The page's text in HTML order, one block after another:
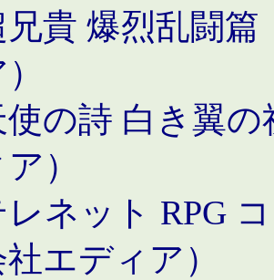
兄貴 爆烈乱闘篇
使の詩 白き翼
）
レネット RPG
エディア）